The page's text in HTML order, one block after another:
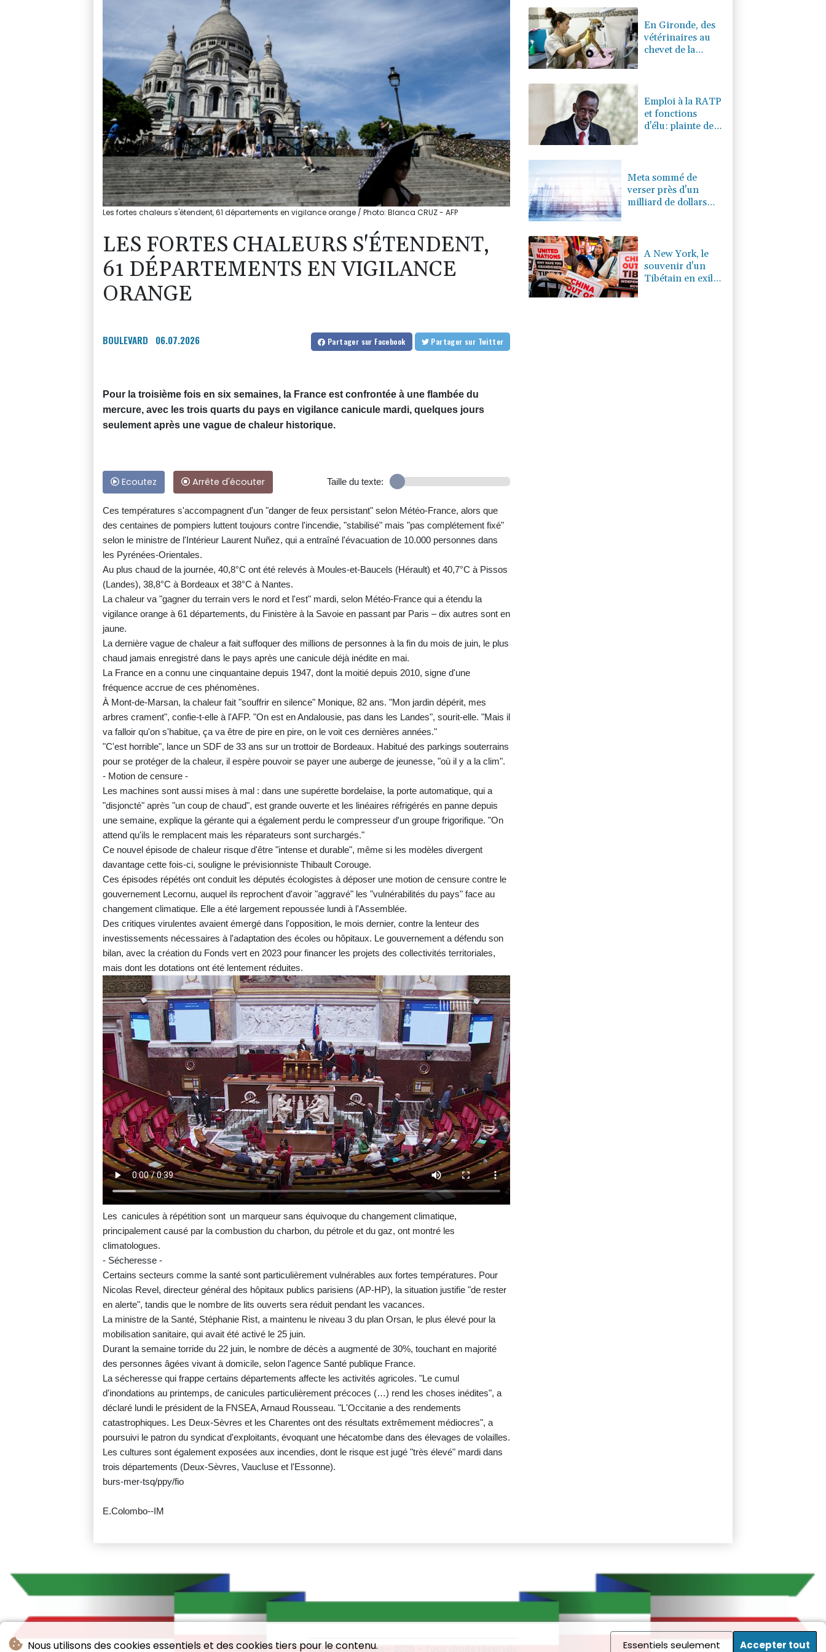
Nous utilisons des cookies essentiels et des cookies tiers pour le contenu. Essentiels seulement Accepter tout
Les fortes chaleurs s'étendent, 61 départements en vigilance orange / Photo: Blanca CRUZ - AFP
LES FORTES CHALEURS S'ÉTENDENT,
61 DÉPARTEMENTS EN VIGILANCE
ORANGE
BOULEVARD 06.07.2026 Partager sur Facebook Partager sur Twitter
Pour la troisième fois en six semaines, la France est confrontée à une flambée du
mercure, avec les trois quarts du pays en vigilance canicule mardi, quelques jours
seulement après une vague de chaleur historique.
Ecoutez Arrête d'écouter Taille du texte:
Ces températures s'accompagnent d'un "danger de feux persistant" selon Météo-France, alors que
des centaines de pompiers luttent toujours contre l'incendie, "stabilisé" mais "pas complétement fixé"
selon le ministre de l'Intérieur Laurent Nuñez, qui a entraîné l'évacuation de 10.000 personnes dans
les Pyrénées-Orientales.
Au plus chaud de la journée, 40,8°C ont été relevés à Moules-et-Baucels (Hérault) et 40,7°C à Pissos
(Landes), 38,8°C à Bordeaux et 38°C à Nantes.
La chaleur va "gagner du terrain vers le nord et l'est" mardi, selon Météo-France qui a étendu la
vigilance orange à 61 départements, du Finistère à la Savoie en passant par Paris – dix autres sont en
jaune.
La dernière vague de chaleur a fait suffoquer des millions de personnes à la fin du mois de juin, le plus
chaud jamais enregistré dans le pays après une canicule déjà inédite en mai.
La France en a connu une cinquantaine depuis 1947, dont la moitié depuis 2010, signe d'une
fréquence accrue de ces phénomènes.
À Mont-de-Marsan, la chaleur fait "souffrir en silence" Monique, 82 ans. "Mon jardin dépérit, mes
arbres crament", confie-t-elle à l'AFP. "On est en Andalousie, pas dans les Landes", sourit-elle. "Mais il
va falloir qu'on s'habitue, ça va être de pire en pire, on le voit ces dernières années."
"C'est horrible", lance un SDF de 33 ans sur un trottoir de Bordeaux. Habitué des parkings souterrains
pour se protéger de la chaleur, il espère pouvoir se payer une auberge de jeunesse, "où il y a la clim".
- Motion de censure -
Les machines sont aussi mises à mal : dans une supérette bordelaise, la porte automatique, qui a
"disjoncté" après "un coup de chaud", est grande ouverte et les linéaires réfrigérés en panne depuis
une semaine, explique la gérante qui a également perdu le compresseur d'un groupe frigorifique. "On
attend qu'ils le remplacent mais les réparateurs sont surchargés."
Ce nouvel épisode de chaleur risque d'être "intense et durable", même si les modèles divergent
davantage cette fois-ci, souligne le prévisionniste Thibault Corouge.
Ces épisodes répétés ont conduit les députés écologistes à déposer une motion de censure contre le
gouvernement Lecornu, auquel ils reprochent d'avoir "aggravé" les "vulnérabilités du pays" face au
changement climatique. Elle a été largement repoussée lundi à l'Assemblée.
Des critiques virulentes avaient émergé dans l'opposition, le mois dernier, contre la lenteur des
investissements nécessaires à l'adaptation des écoles ou hôpitaux. Le gouvernement a défendu son
bilan, avec la création du Fonds vert en 2023 pour financer les projets des collectivités territoriales,
mais dont les dotations ont été lentement réduites.
Les canicules à répétition sont un marqueur sans équivoque du changement climatique,
principalement causé par la combustion du charbon, du pétrole et du gaz, ont montré les
climatologues.
- Sécheresse -
Certains secteurs comme la santé sont particulièrement vulnérables aux fortes températures. Pour
Nicolas Revel, directeur général des hôpitaux publics parisiens (AP-HP), la situation justifie "de rester
en alerte", tandis que le nombre de lits ouverts sera réduit pendant les vacances.
La ministre de la Santé, Stéphanie Rist, a maintenu le niveau 3 du plan Orsan, le plus élevé pour la
mobilisation sanitaire, qui avait été activé le 25 juin.
Durant la semaine torride du 22 juin, le nombre de décès a augmenté de 30%, touchant en majorité
des personnes âgées vivant à domicile, selon l'agence Santé publique France.
La sécheresse qui frappe certains départements affecte les activités agricoles. "Le cumul
d'inondations au printemps, de canicules particulièrement précoces (…) rend les choses inédites", a
déclaré lundi le président de la FNSEA, Arnaud Rousseau. "L'Occitanie a des rendements
catastrophiques. Les Deux-Sèvres et les Charentes ont des résultats extrêmement médiocres", a
poursuivi le patron du syndicat d'exploitants, évoquant une hécatombe dans des élevages de volailles.
Les cultures sont également exposées aux incendies, dont le risque est jugé "très élevé" mardi dans
trois départements (Deux-Sèvres, Vaucluse et l'Essonne).
burs-mer-tsq/ppy/fio
E.Colombo--IM
En Gironde, des
vétérinaires au
chevet de la
Emploi à la RATP
et fonctions
d'élu: plainte de
Bagayoko
Meta sommé de
verser près d'un
milliard de dollars
A New York, le
souvenir d'un
Tibétain en exil
© Il Messaggiere - 2026 - Tous droits réservés